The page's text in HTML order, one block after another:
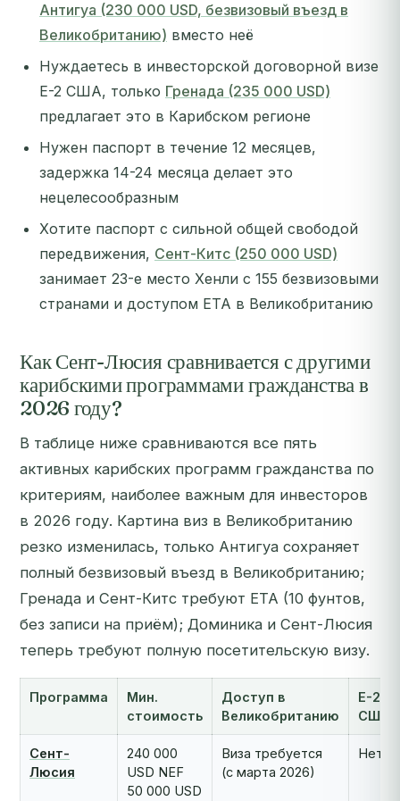
Антигуа (230 000 USD, безвизовый въезд в
Великобританию) вместо неё
Нуждаетесь в инвесторской договорной визе
E-2 США, только Гренада (235 000 USD)
предлагает это в Карибском регионе
Нужен паспорт в течение 12 месяцев,
задержка 14-24 месяца делает это
нецелесообразным
Хотите паспорт с сильной общей свободой
передвижения, Сент-Китс (250 000 USD)
занимает 23-е место Хенли с 155 безвизовыми
странами и доступом ETA в Великобританию
Как Сент-Люсия сравнивается с другими
карибскими программами гражданства в
2026 году?
В таблице ниже сравниваются все пять
активных карибских программ гражданства по
критериям, наиболее важным для инвесторов
в 2026 году. Картина виз в Великобританию
резко изменилась, только Антигуа сохраняет
полный безвизовый въезд в Великобританию;
Гренада и Сент-Китс требуют ETA (10 фунтов,
без записи на приём); Доминика и Сент-Люсия
теперь требуют полную посетительскую визу.
Программа
Мин.
стоимость
Доступ в
Великобританию
E-2
США
Сент-
Люсия
240 000
USD NEF
50 000 USD
Виза требуется
(с марта 2026)
Нет